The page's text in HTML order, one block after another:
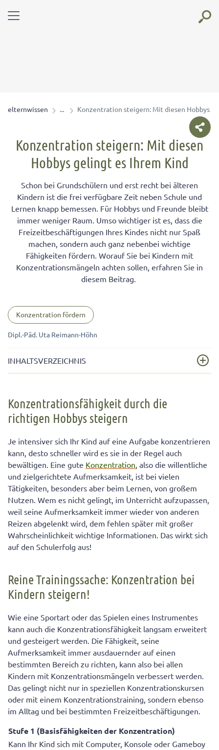
elternwissen Konzentration steigern: Mit diesen Hobbys
Konzentration steigern: Mit diesen
Hobbys gelingt es Ihrem Kind
Schon bei Grundschülern und erst recht bei älteren
Kindern ist die frei verfügbare Zeit neben Schule und
Lernen knapp bemessen. Für Hobbys und Freunde bleibt
immer weniger Raum. Umso wichtiger ist es, dass die
Freizeitbeschäftigungen Ihres Kindes nicht nur Spaß
machen, sondern auch ganz nebenbei wichtige
Fähigkeiten fördern. Worauf Sie bei Kindern mit
Konzentrationsmängeln achten sollen, erfahren Sie in
diesem Beitrag.
Konzentration fördern
Dipl.-Päd. Uta Reimann-Höhn
INHALTSVERZEICHNIS
steigern
Reine Trainingssache: Konzentration bei Kindern
steigern!
Konzentration ist gerade bei Kindern
interessenabhängig!
Konzentrationsfähigkeit durch die
richtigen Hobbys steigern
Je intensiver sich Ihr Kind auf eine Aufgabe konzentrieren
kann, desto schneller wird es sie in der Regel auch
bewältigen. Eine gute Konzentration, also die willentliche
und zielgerichtete Aufmerksamkeit, ist bei vielen
Tätigkeiten, besonders aber beim Lernen, von großem
Nutzen. Wem es nicht gelingt, im Unterricht aufzupassen,
weil seine Aufmerksamkeit immer wieder von anderen
Reizen abgelenkt wird, dem fehlen später mit großer
Wahrscheinlichkeit wichtige Informationen. Das wirkt sich
auf den Schulerfolg aus!
Reine Trainingssache: Konzentration bei
Kindern steigern!
Wie eine Sportart oder das Spielen eines Instrumentes
kann auch die Konzentrationsfähigkeit langsam erweitert
und gesteigert werden. Die Fähigkeit, seine
Aufmerksamkeit immer ausdauernder auf einen
bestimmten Bereich zu richten, kann also bei allen
Kindern mit Konzentrationsmängeln verbessert werden.
Das gelingt nicht nur in speziellen Konzentrationskursen
oder mit einem Konzentrationstraining, sondern ebenso
im Alltag und bei bestimmten Freizeitbeschäftigungen.
Stufe 1 (Basisfähigkeiten der Konzentration)
Kann Ihr Kind sich mit Computer, Konsole oder Gameboy